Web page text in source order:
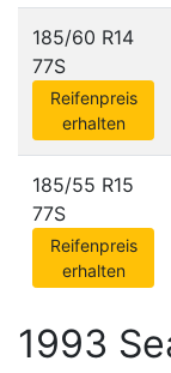
185/60 R14
77S
Reifenpreis
erhalten
185/55 R15
77S
Reifenpreis
erhalten
1993